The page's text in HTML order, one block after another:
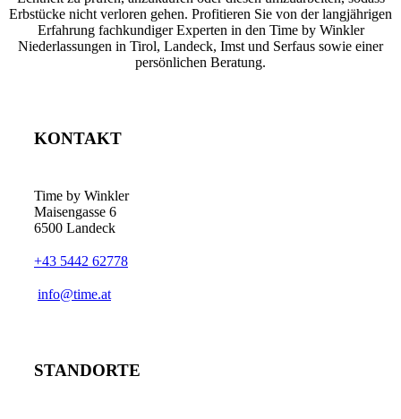
Erbstücke nicht verloren gehen. Profitieren Sie von der langjährigen
Erfahrung fachkundiger Experten in den Time by Winkler
Niederlassungen in Tirol, Landeck, Imst und Serfaus sowie einer
persönlichen Beratung.
KONTAKT
Time by Winkler
Maisengasse 6
6500 Landeck
+43 5442 62778
­info@time.at
STANDORTE